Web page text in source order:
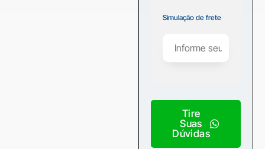
Simulação de frete
Tire
Suas
Dúvidas